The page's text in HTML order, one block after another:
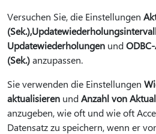
Versuchen Sie, die Einstellungen
(Sek.),
Updatewiederholungen und
(Sek.)anzupassen.
Sie verwenden die Einstellungen
aktualisieren undAnzahl von
anzugeben, wie oft und wie oft
Datensatz zu speichern, wenn er